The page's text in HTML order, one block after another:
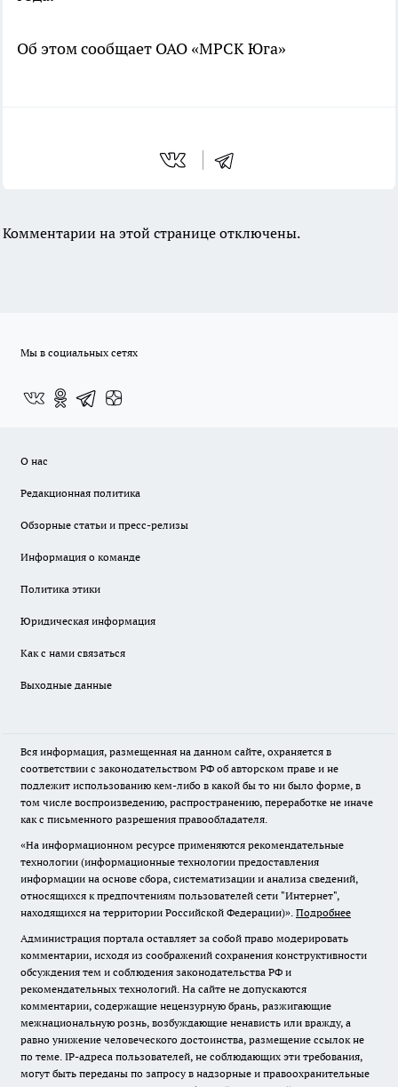
Об этом сообщает ОАО «МРСК Юга»
Комментарии на этой странице отключены.
Мы в социальных сетях
О нас
Редакционная политика
Обзорные статьи и пресс-релизы
Информация о команде
Политика этики
Юридическая информация
Как с нами связаться
Выходные данные
Вся информация, размещенная на данном сайте, охраняется в
соответствии с законодательством РФ об авторском праве и не
подлежит использованию кем-либо в какой бы то ни было форме, в
том числе воспроизведению, распространению, переработке не иначе
как с письменного разрешения правообладателя.
«На информационном ресурсе применяются рекомендательные
технологии (информационные технологии предоставления
информации на основе сбора, систематизации и анализа сведений,
относящихся к предпочтениям пользователей сети "Интернет",
находящихся на территории Российской Федерации)». Подробнее
Администрация портала оставляет за собой право модерировать
комментарии, исходя из соображений сохранения конструктивности
обсуждения тем и соблюдения законодательства РФ и
рекомендательных технологий. На сайте не допускаются
комментарии, содержащие нецензурную брань, разжигающие
межнациональную рознь, возбуждающие ненависть или вражду, а
равно унижение человеческого достоинства, размещение ссылок не
по теме. IP-адреса пользователей, не соблюдающих эти требования,
могут быть переданы по запросу в надзорные и правоохранительные